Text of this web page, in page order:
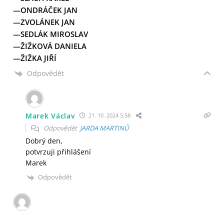
—ONDRÁČEK JAN
—ZVOLÁNEK JAN
—SEDLÁK MIROSLAV
—ŽIŽKOVÁ DANIELA
—ŽIŽKA JIŘÍ
Odpovědět
Marek Václav 21. 10. 2024 5:58
Odpovědět JARDA MARTINŮ
Dobrý den,
potvrzuji přihlášení
Marek
Odpovědět